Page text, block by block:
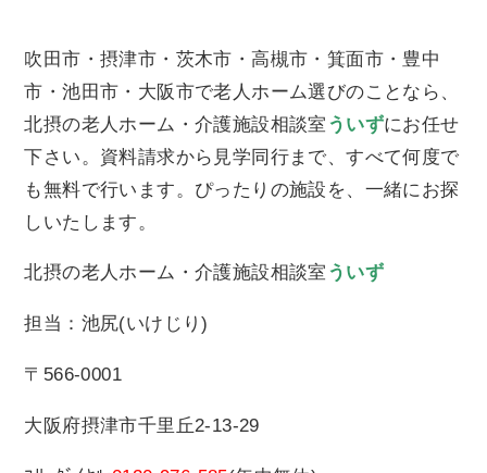
吹田市・摂津市・茨木市・高槻市・箕面市・豊中
市・池田市・大阪市で老人ホーム選びのことなら、
北摂の老人ホーム・介護施設相談室 ういずにお任せ
下さい。資料請求から見学同行まで、すべて何度で
も無料で行います。ぴったりの施設を、一緒にお探
しいたします。
北摂の老人ホーム・介護施設相談室 ういず
担当：池尻(いけじり)
〒566-0001
大阪府摂津市千里丘2-13-29